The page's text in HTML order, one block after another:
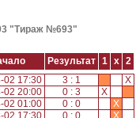
"Тираж №693"
Результат 1 x
2
02 17:30 3 : 1
X
02 20:00 0 : 3
X
02 01:00 0 : 0
X
02 17:30 0 : 0
X